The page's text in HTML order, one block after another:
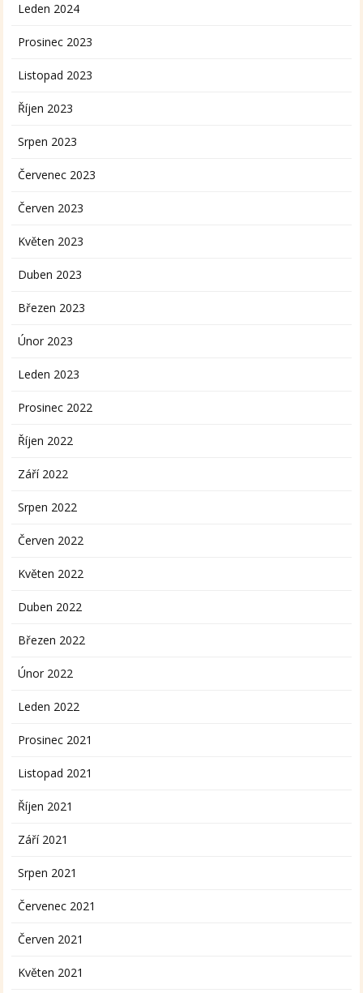
Leden 2024
Prosinec 2023
Listopad 2023
Říjen 2023
Srpen 2023
Červenec 2023
Červen 2023
Květen 2023
Duben 2023
Březen 2023
Únor 2023
Leden 2023
Prosinec 2022
Říjen 2022
Září 2022
Srpen 2022
Červen 2022
Květen 2022
Duben 2022
Březen 2022
Únor 2022
Leden 2022
Prosinec 2021
Listopad 2021
Říjen 2021
Září 2021
Srpen 2021
Červenec 2021
Červen 2021
Květen 2021